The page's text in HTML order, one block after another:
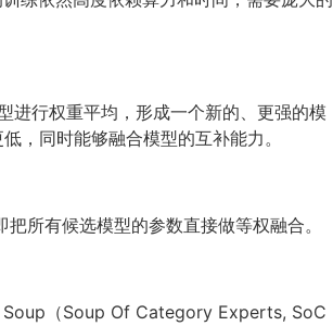
行权重平均，形成一个新的、更强的模
，同时能够融合模型的互补能力。
所有候选模型的参数直接做等权融合。
Soup（Soup Of Category Experts, SoC